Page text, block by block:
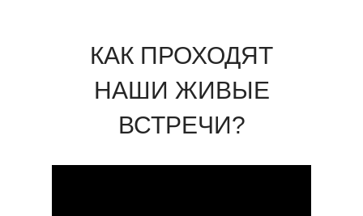
КАК ПРОХОДЯТ
НАШИ ЖИВЫЕ
ВСТРЕЧИ?